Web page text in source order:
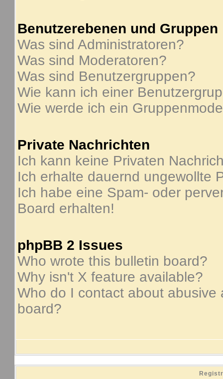
Benutzerebenen und Gruppen
Was sind Administratoren?
Was sind Moderatoren?
Was sind Benutzergruppen?
Wie kann ich einer
Wie werde ich ein
Private Nachrichten
Ich kann keine Privaten
Ich erhalte dauernd ungewollte
Ich habe eine Spam- oder
Board erhalten!
phpBB 2 Issues
Who wrote this bulletin board?
Why isn't X feature available?
Who do I contact about
board?